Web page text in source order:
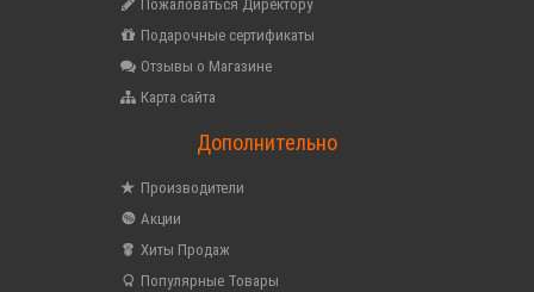
Пожаловаться Директору
Подарочные сертификаты
Отзывы о Магазине
Карта сайта
Дополнительно
Производители
Акции
Хиты Продаж
Популярные Товары